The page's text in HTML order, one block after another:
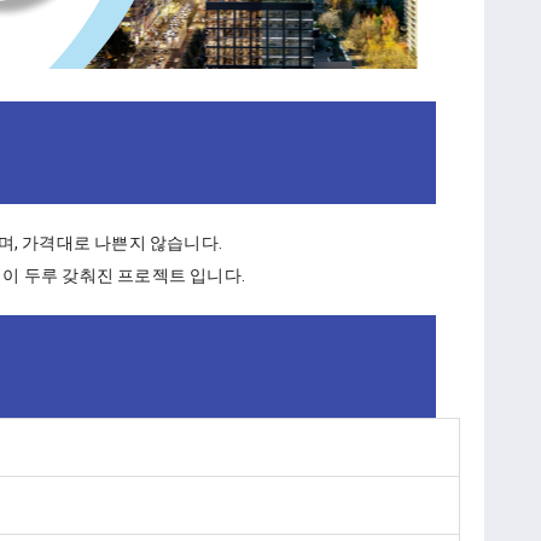
, 가격대로 나쁜지 않습니다.
두루 갖춰진 프로젝트 입니다.